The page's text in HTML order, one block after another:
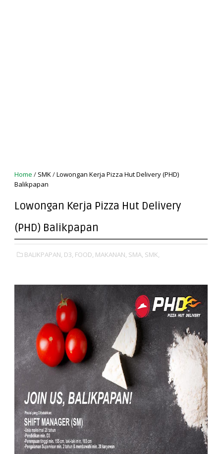
Home / SMK/Lowongan Kerja Pizza Hut Delivery (PHD)
Balikpapan
Lowongan Kerja Pizza Hut Delivery
(PHD) Balikpapan
BALIKPAPAN, D3, FOOD, MAKANAN, SMA, SMK,